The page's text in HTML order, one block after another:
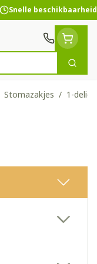
Snelle beschikbaarheid
Zoek
Stomazakjes / 1-delig